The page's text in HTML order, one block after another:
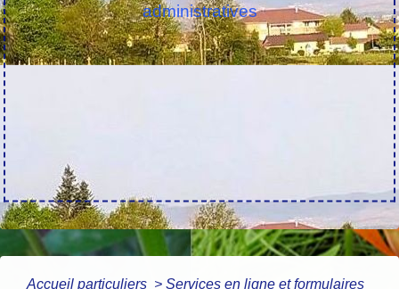
administratives
Accueil particuliers > Services en ligne et formulaires